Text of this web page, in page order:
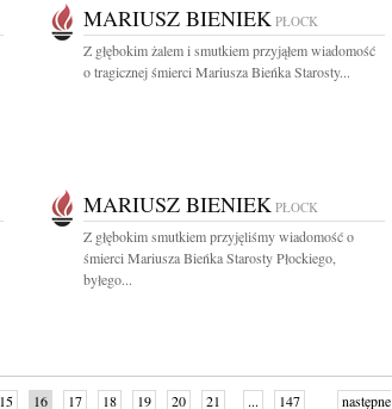
MARIUSZ BIENIEK PŁOCK
Z głębokim żalem i smutkiem przyjąłem wiadomość
o tragicznej śmierci Mariusza Bieńka Starosty...
MARIUSZ BIENIEK PŁOCK
Z głębokim smutkiem przyjęliśmy wiadomość o
śmierci Mariusza Bieńka Starosty Płockiego,
byłego...
15 16 17 18 19 20 21 ... 147 następne